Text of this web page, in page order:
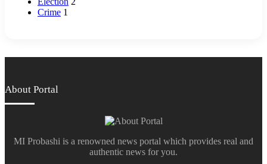
Crime 1
About Portal
MI Probashi is a renowned news portal which provides real and
authentic news for you.